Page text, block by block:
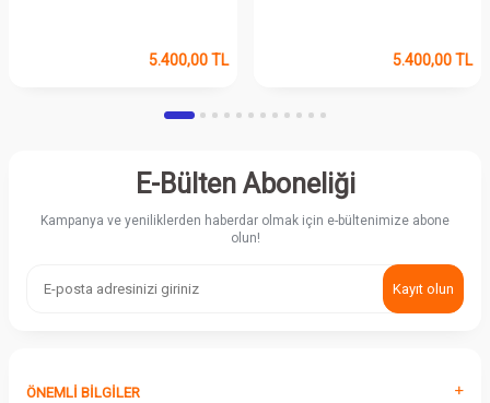
5.400,00TL 5.400,00TL
E-Bülten Aboneliği
Kampanya ve yeniliklerden haberdar olmak için e-bültenimize abone
olun!
Kayıt olun
ÖNEMLI BILGILER